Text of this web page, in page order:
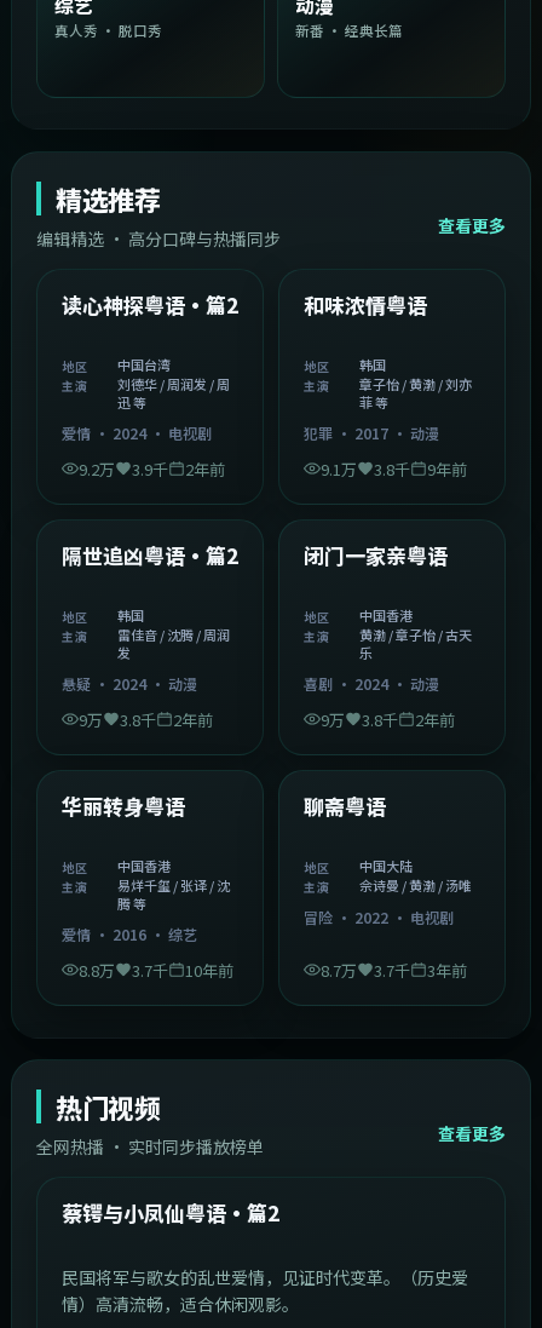
真人秀 · 脱口秀 新番 · 经典长篇
精选推荐
编辑精选 · 高分口碑与热播同步
查看更多
精选
中国台湾 1:54:36
读心神探粤语·篇2
地区 中国台湾
主演
刘德华 / 周润发 / 周
迅 等
爱情· 2024· 电视剧
9.2万 3.9千 2年前
精选
2:08:51
和味浓情粤语
地区 韩国
主演
章子怡 / 黄渤 / 刘亦
菲 等
犯罪· 2017· 动漫
9.1万 3.8千 9年前
精选
隔世追凶粤语·篇2
地区 韩国
主演
雷佳音 / 沈腾 / 周润
发
悬疑· 2024· 动漫
9万 3.8千 2年前
精选
闭门一家亲粤语
地区 中国香港
主演
黄渤 / 章子怡 / 古天
乐
喜剧· 2024· 动漫
9万 3.8千 2年前
精选
华丽转身粤语
地区 中国香港
主演
易烊千玺 / 张译 / 沈
腾 等
爱情· 2016· 综艺
8.8万 3.7千 10年前
精选
聊斋粤语
地区 中国大陆
主演 佘诗曼 / 黄渤 / 汤唯
冒险· 2022· 电视剧
8.7万 3.7千 3年前
热门视频
全网热播 · 实时同步播放榜单
查看更多
热门
韩国 44:14
蔡锷与小凤仙粤语·篇2
民国将军与歌女的乱世爱情，见证时代变革。（历史爱
情）高清流畅，适合休闲观影。